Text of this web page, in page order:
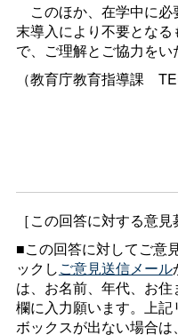
このほか、在学中に必
末導入により不要とな
で、ご理解とご協力をい
（教育庁教育指導課
［この回答に対する意見
■この回答に対してご意
ックしご意見送信メール
は、お名前、年代、お
欄に入力願います。上
ボックスが出ない場合